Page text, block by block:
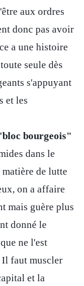
aux ordres
donc pas avoir
a une histoire
seule dès
s'appuyant
et les
bourgeois"
dans le
de lutte
on a affaire
mais guère plus
donné le
ne l'est
Il faut muscler
et la